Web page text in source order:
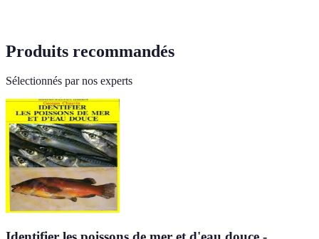
Produits recommandés
Sélectionnés par nos experts